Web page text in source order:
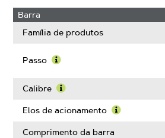
Barra
Família de produtos
Passo
mais
sobre
Calibre
mais
Calibre
Elos de acionamento
mais
Comprimento da barra